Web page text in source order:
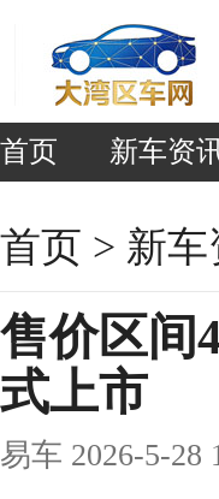
首页 新车资
首页 > 新车
售价区间
式上市
易车 2026-5-28